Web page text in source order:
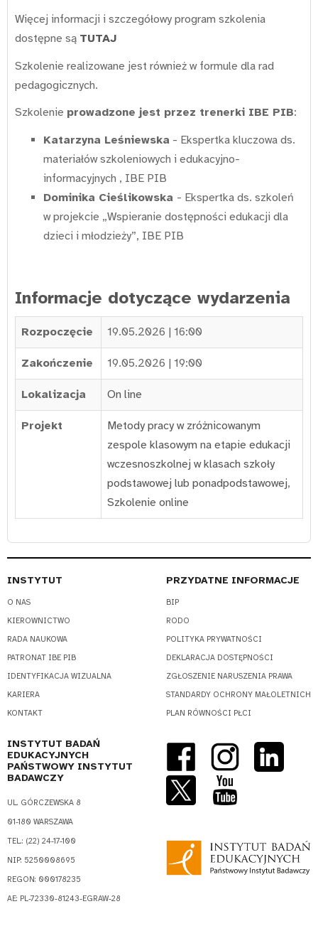
Więcej informacji i szczegółowy program szkolenia
dostępne są TUTAJ
Szkolenie realizowane jest również w formule dla rad
pedagogicznych.
Szkolenie prowadzone jest przez trenerki IBE PIB:
Katarzyna Leśniewska - Ekspertka kluczowa ds.
materiałów szkoleniowych i edukacyjno-
informacyjnych , IBE PIB
Dominika Cieślikowska - Ekspertka ds. szkoleń
w projekcie „Wspieranie dostępności edukacji dla
dzieci i młodzieży”, IBE PIB
Informacje dotyczące wydarzenia
Rozpoczęcie 19.05.2026 | 16:00
Zakończenie 19.05.2026 | 19:00
Lokalizacja On line
Projekt
Metody pracy w zróżnicowanym
zespole klasowym na etapie edukacji
wczesnoszkolnej w klasach szkoły
podstawowej lub ponadpodstawowej,
Szkolenie online
INSTYTUT
O NAS
KIEROWNICTWO
RADA NAUKOWA
PATRONAT IBE PIB
IDENTYFIKACJA WIZUALNA
KARIERA
KONTAKT
PRZYDATNE INFORMACJE
BIP
RODO
POLITYKA PRYWATNOŚCI
DEKLARACJA DOSTĘPNOŚCI
ZGŁOSZENIE NARUSZENIA PRAWA
STANDARDY OCHRONY MAŁOLETNICH
PLAN RÓWNOŚCI PŁCI
INSTYTUT BADAŃ
EDUKACYJNYCH
PAŃSTWOWY INSTYTUT
BADAWCZY
UL. GÓRCZEWSKA 8
01-180 WARSZAWA
TEL.: (22) 24-17-100
NIP: 5250008695
REGON: 000178235
AE: PL-72330-81243-EGRAW-28